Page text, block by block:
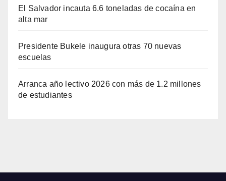
El Salvador incauta 6.6 toneladas de cocaína en
alta mar
Presidente Bukele inaugura otras 70 nuevas
escuelas
Arranca año lectivo 2026 con más de 1.2 millones
de estudiantes